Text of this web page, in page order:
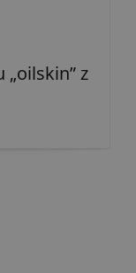
„oilskin” z